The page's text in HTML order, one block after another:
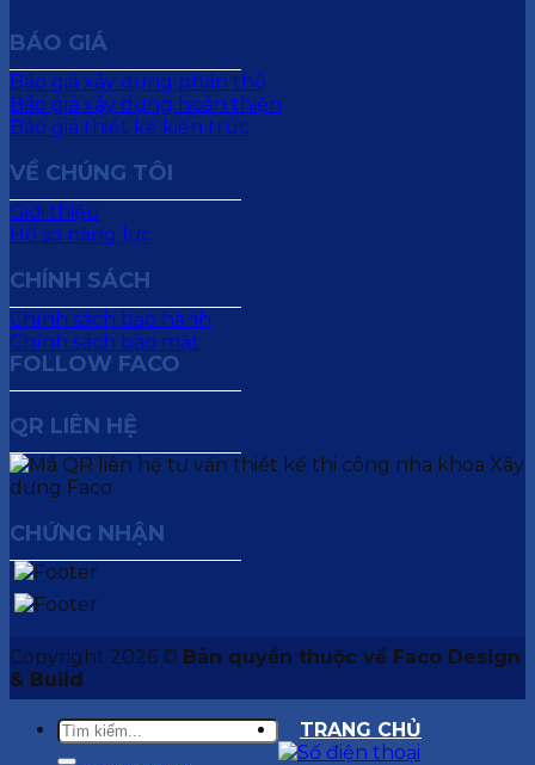
BÁO GIÁ
Báo giá xây dựng phần thô
Báo giá xây dựng hoàn thiện
Báo giá thiết kế kiến trúc
VỀ CHÚNG TÔI
Giới thiệu
Hồ sơ năng lực
CHÍNH SÁCH
Chính sách bảo hành
Chính sách bảo mật
FOLLOW FACO
QR LIÊN HỆ
CHỨNG NHẬN
Copyright 2026 © Bản quyền thuộc về Faco Design
& Build
TRANG CHỦ